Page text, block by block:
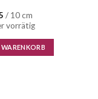
/ 10 cm
vorrätig